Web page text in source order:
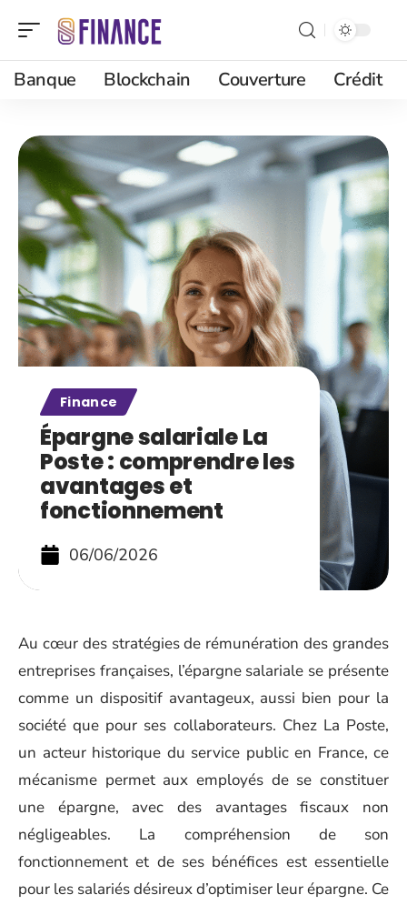
Banque Blockchain Couverture Crédit
Finance
Épargne salariale La
Poste : comprendre les
avantages et
fonctionnement
06/06/2026
Au cœur des stratégies de rémunération des grandes
entreprises françaises, l’épargne salariale se présente
comme un dispositif avantageux, aussi bien pour la
société que pour ses collaborateurs. Chez La Poste,
un acteur historique du service public en France, ce
mécanisme permet aux employés de se constituer
une épargne, avec des avantages fiscaux non
négligeables. La compréhension de son
fonctionnement et de ses bénéfices est essentielle
pour les salariés désireux d’optimiser leur épargne. Ce